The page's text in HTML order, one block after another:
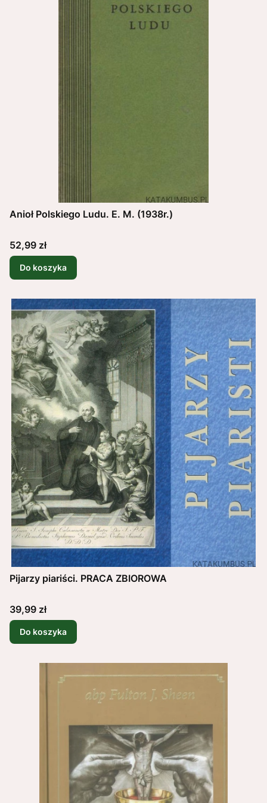
Anioł Polskiego Ludu. E. M. (1938r.)
Cena
52,99 zł
Do koszyka
Pijarzy piariści. PRACA ZBIOROWA
Cena
39,99 zł
Do koszyka